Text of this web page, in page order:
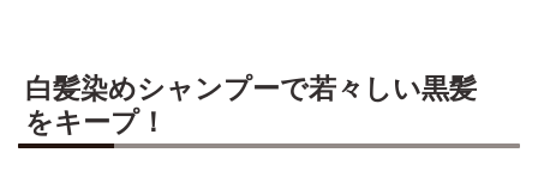
白髪染めシャンプーで若々しい黒髪
をキープ！